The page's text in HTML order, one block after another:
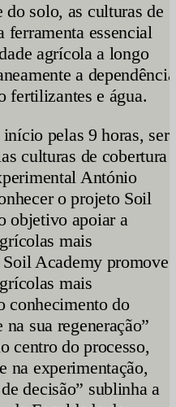
solo, as culturas de
ferramenta essencial
agrícola a longo
a dependência
fertilizantes e água.
pelas 9 horas,
culturas de cobertura
António
o projeto Soil
objetivo apoiar a
mais
Academy promove
mais
conhecimento do
sua regeneração”
centro do processo,
na experimentação,
decisão” sublinha a